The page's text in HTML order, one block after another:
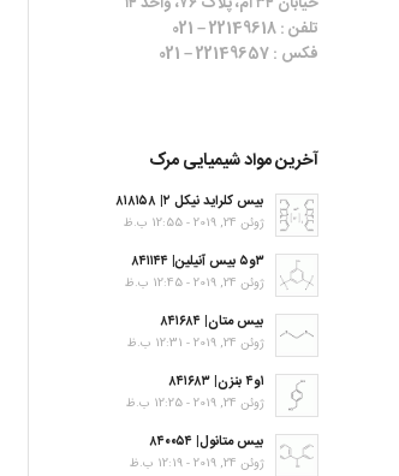
تلفن : 22149618 – 021
فکس : 22149657 – 021
آخرین مواد شیمیایی مرک
بیس کلراید نیکل ۲| ۸۱۸۱۵۸
ژوئن 24, 2019 - 12:55 ب.ظ
۳و۵ بیس آنیلین| ۸۴۱۱۴۴
ژوئن 24, 2019 - 12:45 ب.ظ
بیس متان| ۸۴۱۶۸۴
ژوئن 24, 2019 - 12:31 ب.ظ
۱و۴ بنزن| ۸۴۱۶۸۳
ژوئن 24, 2019 - 12:25 ب.ظ
بیس متانول| ۸۴۰۰۵۴
ژوئن 24, 2019 - 12:19 ب.ظ